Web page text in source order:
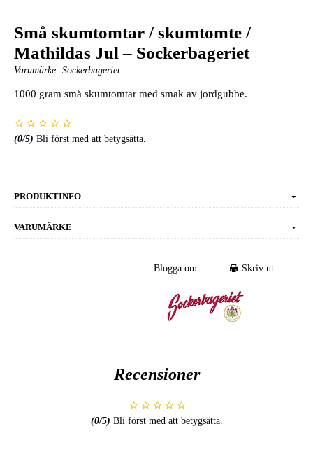
Små skumtomtar / skumtomte /
Mathildas Jul – Sockerbageriet
Varumärke: Sockerbageriet
1000 gram små skumtomtar med smak av jordgubbe.
(0/5) Bli först med att betygsätta.
PRODUKTINFO
VARUMÄRKE
Blogga om Skriv ut
Recensioner
(0/5) Bli först med att betygsätta.